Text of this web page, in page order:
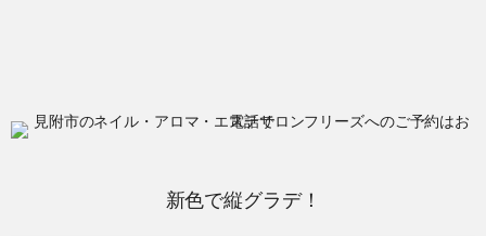
新色で縦グラデ！